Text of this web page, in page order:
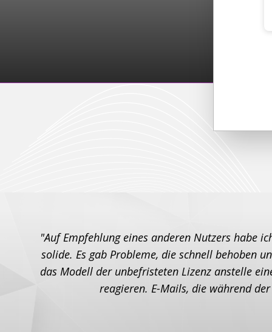
"Auf Empfehlung eines anderen Nutzers habe
solide. Es gab Probleme, die schnell behoben
das Modell der unbefristeten Lizenz anstelle
reagieren. E-Mails, die während